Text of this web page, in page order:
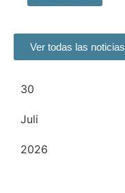
Ver todas las noticias
30
Juli
2026